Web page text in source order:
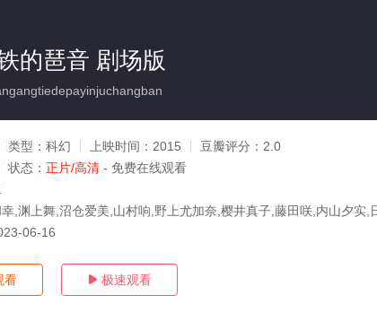
的琶音 剧场版
类型： 科幻 上映时间： 2015 豆瓣评分： 2.0
状态： 正片/高清 - 免费在线观看
,渊上舞,沼仓爱美,山村响,野上尤加奈,樱井真子,藤田咲,内山夕实
06-16
看  极速观看